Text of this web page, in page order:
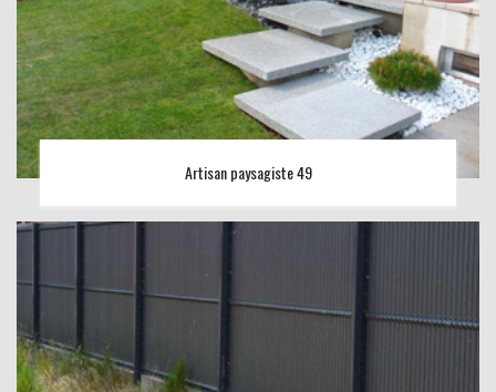
Artisan paysagiste 49